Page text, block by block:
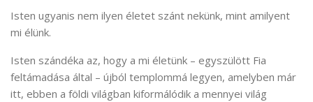
Isten ugyanis nem ilyen életet szánt nekünk, mint amilyent
mi élünk.
Isten szándéka az, hogy a mi életünk – egyszülött Fia
feltámadása által – újból templommá legyen, amelyben már
itt, ebben a földi világban kiformálódik a mennyei világ